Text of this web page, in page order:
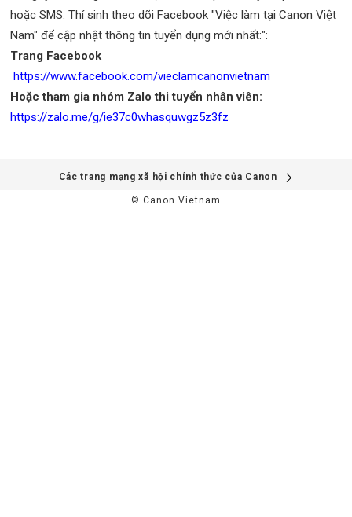
hoặc SMS. Thí sinh theo dõi Facebook "Việc làm tại Canon Việt
Nam" để cập nhật thông tin tuyển dụng mới nhất:":
Trang Facebook
https://www.facebook.com/vieclamcanonvietnam
Hoặc tham gia nhóm Zalo thi tuyển nhân viên:
https://zalo.me/g/ie37c0whasquwgz5z3fz
Các trang mạng xã hội chính thức của Canon
© Canon Vietnam